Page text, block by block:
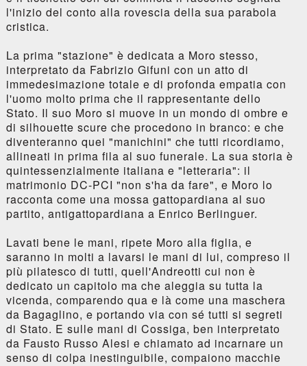
l'inizio del conto alla rovescia della sua parabola
cristica.
La prima "stazione" è dedicata a Moro stesso,
interpretato da Fabrizio Gifuni con un atto di
immedesimazione totale e di profonda empatia con
l'uomo molto prima che il rappresentante dello
Stato. Il suo Moro si muove in un mondo di ombre e
di silhouette scure che procedono in branco: e che
diventeranno quei "manichini" che tutti ricordiamo,
allineati in prima fila al suo funerale. La sua storia è
quintessenzialmente italiana e "letteraria": il
matrimonio DC-PCI "non s'ha da fare", e Moro lo
racconta come una mossa gattopardiana al suo
partito, antigattopardiana a Enrico Berlinguer.
Lavati bene le mani, ripete Moro alla figlia, e
saranno in molti a lavarsi le mani di lui, compreso il
più pilatesco di tutti, quell'Andreotti cui non è
dedicato un capitolo ma che aleggia su tutta la
vicenda, comparendo qua e là come una maschera
da Bagaglino, e portando via con sé tutti si segreti
di Stato. E sulle mani di Cossiga, ben interpretato
da Fausto Russo Alesi e chiamato ad incarnare un
senso di colpa inestinguibile, compaiono macchie